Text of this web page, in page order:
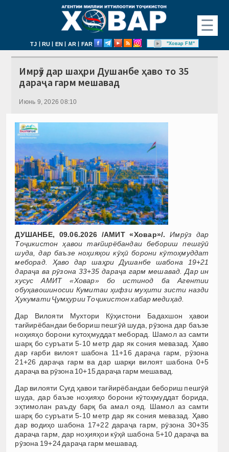
☰
TJ | RU | EN | AR | FAR "Ховар FM"
Имрӯз дар шаҳри Душанбе ҳаво то 35
дараҷа гарм мешавад
Июнь 9, 2026 08:10
ДУШАНБЕ, 09.06.2026 /АМИТ «Ховар»/.
Имрӯз дар
Тоҷикистон ҳавои тағйирёбандаи бебориш пешгӯӣ
шуда, дар баъзе ноҳияҳои кӯҳӣ борони кӯтоҳмуддат
меборад. Ҳаво дар шаҳри Душанбе шабона 19+21
дараҷа ва рӯзона 33+35 дараҷа гарм мешавад. Дар ин
хусус АМИТ «Ховар» бо истинод ба Агентии
обуҳавошиносии Кумитаи ҳифзи муҳити зисти назди
Ҳукумати Ҷумҳурии Тоҷикистон хабар медиҳад.
Дар Вилояти Мухтори Кӯҳистони Бадахшон ҳавои
тағйирёбандаи бебориш пешгӯӣ шуда, рӯзона дар баъзе
ноҳияҳо борони кутоҳмуддат меборад. Шамол аз самти
шарқ бо суръати 5-10 метр дар як сония мевазад. Ҳаво
дар ғарби вилоят шабона 11+16 дараҷа гарм, рӯзона
21+26 дараҷа гарм ва дар шарқи вилоят шабона 0+5
дараҷа ва рӯзона 10+15 дараҷа гарм мешавад.
Дар вилояти Суғд ҳавои тағйирёбандаи бебориш пешгӯӣ
шуда, дар баъзе ноҳияҳо борони кӯтоҳмуддат борида,
эҳтимолан раъду барқ ба амал ояд. Шамол аз самти
шарқ бо суръати 5-10 метр дар як сония мевазад. Ҳаво
дар водиҳо шабона 17+22 дараҷа гарм, рӯзона 30+35
дараҷа гарм, дар ноҳияҳои кӯҳӣ шабона 5+10 дараҷа ва
рӯзона 19+24 дараҷа гарм мешавад.